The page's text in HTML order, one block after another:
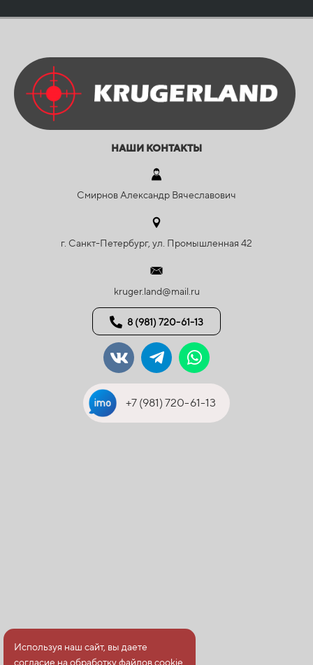
НАШИ КОНТАКТЫ
Смирнов Александр Вячеславович
г. Санкт-Петербург, ул. Промышленная 42
kruger.land@mail.ru
8 (981) 720-61-13
+7 (981) 720-61-13
Используя наш сайт, вы даете
согласие на обработку файлов cookie